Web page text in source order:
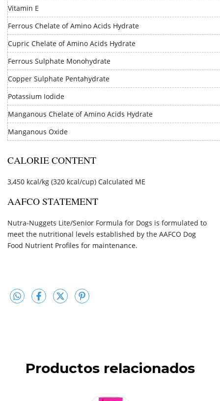
Vitamin E
Ferrous Chelate of Amino Acids Hydrate
Cupric Chelate of Amino Acids Hydrate
Ferrous Sulphate Monohydrate
Copper Sulphate Pentahydrate
Potassium Iodide
Manganous Chelate of Amino Acids Hydrate
Manganous Oxide
CALORIE CONTENT
3,450 kcal/kg (320 kcal/cup) Calculated ME
AAFCO STATEMENT
Nutra-Nuggets Lite/Senior Formula for Dogs is formulated to
meet the nutritional levels established by the AAFCO Dog
Food Nutrient Profiles for maintenance.
Productos relacionados